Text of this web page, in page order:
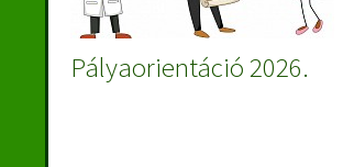
Pályaorientáció 2026.